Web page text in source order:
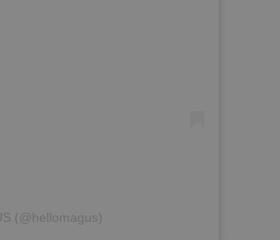
(@hellomagus)